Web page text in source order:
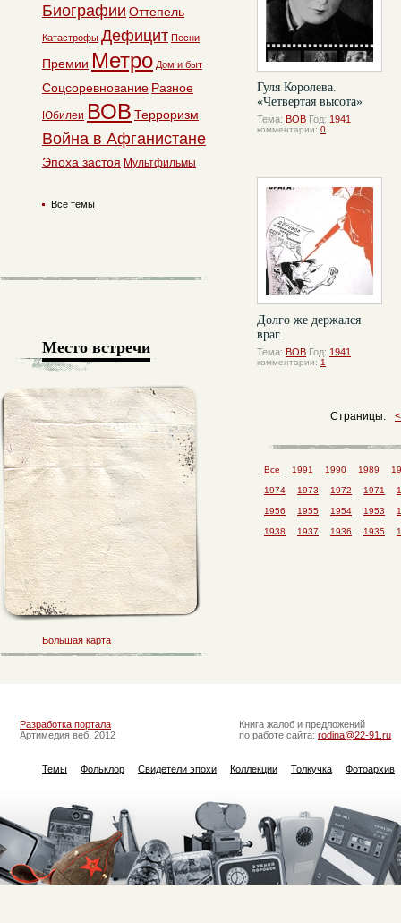
Гуля Королева.
«Четвертая высота»
Тема: ВОВ Год: 1941
комментарии: 0
Долго же держался
враг.
Тема: ВОВ Год: 1941
комментарии: 1
Страницы:
Все 1991 1990 1989
1974 1973 1972 1971
1956 1955 1954 1953
1938 1937 1936 1935
Биографии Оттепель
Катастрофы Дефицит Песни
Премии Метро Дом и быт
Соцсоревнование Разное
Юбилеи ВОВ Терроризм
Война в Афганистане
Эпоха застоя Мультфильмы
Все темы
Место встречи
Большая карта
Разработка портала
Артимедия веб, 2012
Книга жалоб и предложений
по работе сайта: rodina@22-91.ru
Темы Фольклор Свидетели эпохи Коллекции Толкучка Фотоархив